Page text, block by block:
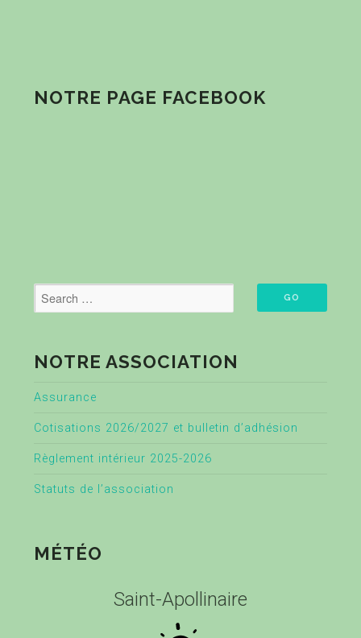
NOTRE PAGE FACEBOOK
NOTRE ASSOCIATION
Assurance
Cotisations 2026/2027 et bulletin d’adhésion
Règlement intérieur 2025-2026
Statuts de l’association
MÉTÉO
Saint-Apollinaire